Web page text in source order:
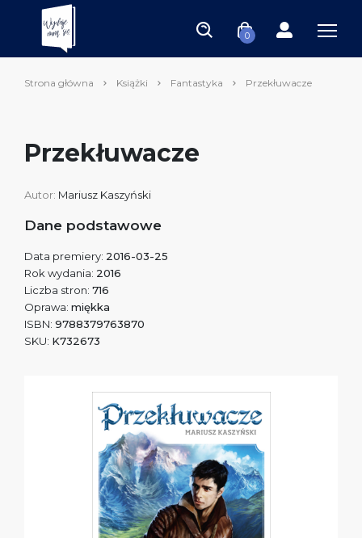
0
Strona główna Książki Fantastyka Przekłuwacze
Przekłuwacze
Autor: Mariusz Kaszyński
Dane podstawowe
Data premiery: 2016-03-25
Rok wydania: 2016
Liczba stron: 716
Oprawa: miękka
ISBN: 9788379763870
SKU: K732673